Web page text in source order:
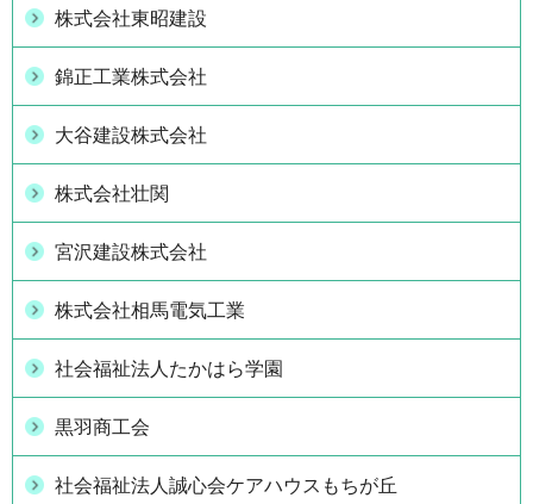
株式会社東昭建設
錦正工業株式会社
大谷建設株式会社
株式会社壮関
宮沢建設株式会社
株式会社相馬電気工業
社会福祉法人たかはら学園
黒羽商工会
社会福祉法人誠心会ケアハウスもちが丘